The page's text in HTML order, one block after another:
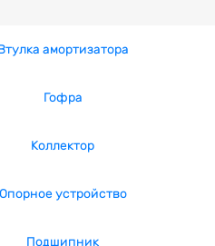
амортизатора
Гофра
Коллектор
Опорное устройство
Подшипник